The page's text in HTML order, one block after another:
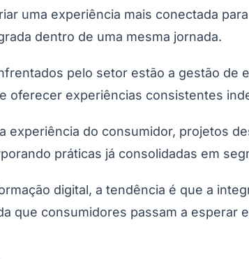
uma experiência mais conectada
dentro de uma mesma jornada.
pelo setor estão a gestão
oferecer experiências consistentes
experiência do consumidor, projetos
práticas já consolidadas em
digital, a tendência é que a
que consumidores passam a